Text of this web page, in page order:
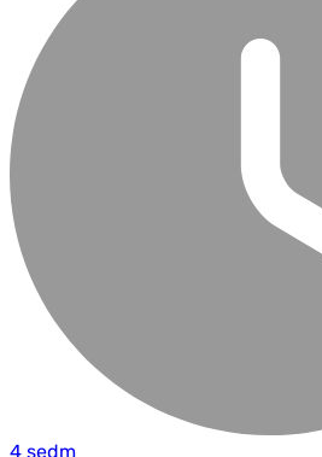
4 sedm